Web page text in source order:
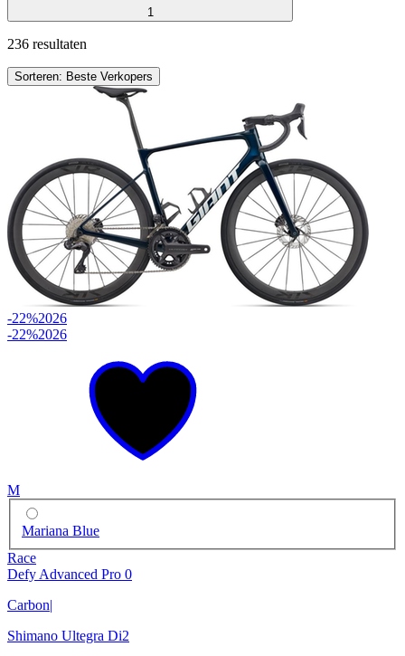
1
236 resultaten
Sorteren: Beste Verkopers
-22%2026
-22%2026
M
Mariana Blue
Race
Defy Advanced Pro 0
Carbon
Shimano Ultegra Di2